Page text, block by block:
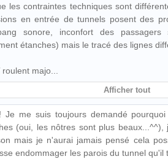
les contraintes techniques sont
en entrée de tunnels posent des
sonore, inconfort des
étanches) mais le tracé des lignes
roulent majo
Afficher tout
Je me suis toujours demandé
(oui, les nôtres sont plus
mais je n'aurai jamais pensé cela
endommager les parois du tunnel qu'il